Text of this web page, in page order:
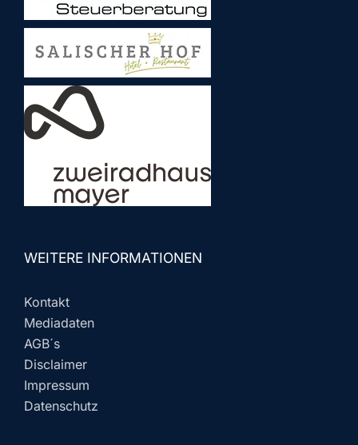
WEITERE INFORMATIONEN
Kontakt
Mediadaten
AGB´s
Disclaimer
Impressum
Datenschutz